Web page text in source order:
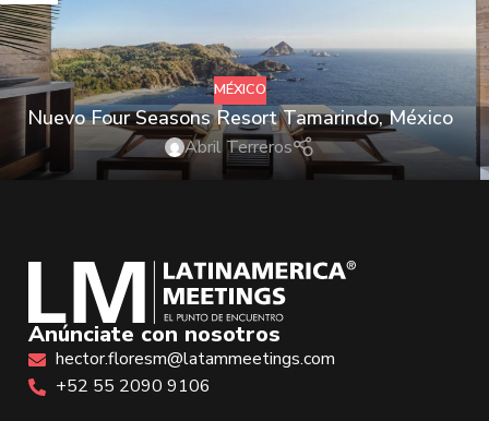
MÉXICO
Nuevo Four Seasons Resort Tamarindo, México
Abril Terreros
Anúnciate con nosotros
hector.floresm@latammeetings.com
+52 55 2090 9106